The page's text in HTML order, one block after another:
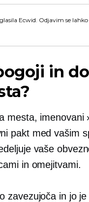
Ecwid. Odjavim se
in
mesta, imenovani
pakt med vašim
vaše
in omejitvami.
zavezujoča in jo